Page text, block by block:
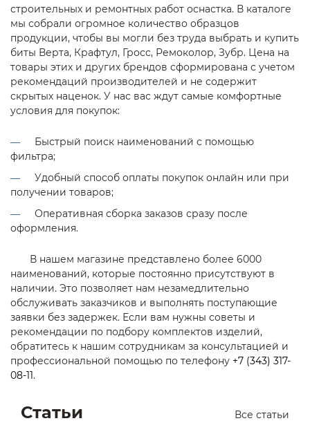
строительных и ремонтных работ оснастка. В каталоге
мы собрали огромное количество образцов
продукции, чтобы вы могли без труда выбрать и купить
биты Верта, Крафтул, Гросс, Ремоколор, Зубр. Цена на
товары этих и других брендов сформирована с учетом
рекомендаций производителей и не содержит
скрытых наценок. У нас вас ждут самые комфортные
условия для покупок:
Быстрый поиск наименований с помощью
фильтра;
Удобный способ оплаты покупок онлайн или при
получении товаров;
Оперативная сборка заказов сразу после
оформления.
В нашем магазине представлено более 6000
наименований, которые постоянно присутствуют в
наличии. Это позволяет нам незамедлительно
обслуживать заказчиков и выполнять поступающие
заявки без задержек. Если вам нужны советы и
рекомендации по подбору комплектов изделий,
обратитесь к нашим сотрудникам за консультацией и
профессиональной помощью по телефону +7 (343) 317-
08-11.
Статьи Все статьи